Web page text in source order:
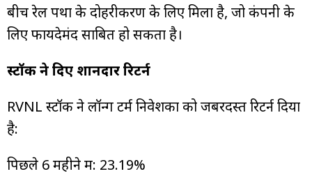
बीच रेल पथों के दोहरीकरण के लिए मिला है, जो कंपनी के
लिए फायदेमंद साबित हो सकता है।
स्टॉक ने दिए शानदार रिटर्न
RVNL स्टॉक ने लॉन्ग टर्म निवेशकों को जबरदस्त रिटर्न दिया
है:
पिछले 6 महीने में: 23.19%